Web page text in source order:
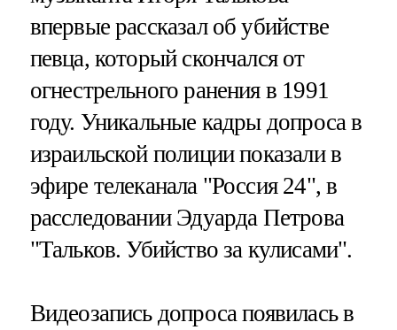
впервые рассказал об убийстве
певца, который скончался от
огнестрельного ранения в 1991
году. Уникальные кадры допроса в
израильской полиции показали в
эфире телеканала "Россия 24", в
расследовании Эдуарда Петрова
"Тальков. Убийство за кулисами".
Видеозапись допроса появилась в